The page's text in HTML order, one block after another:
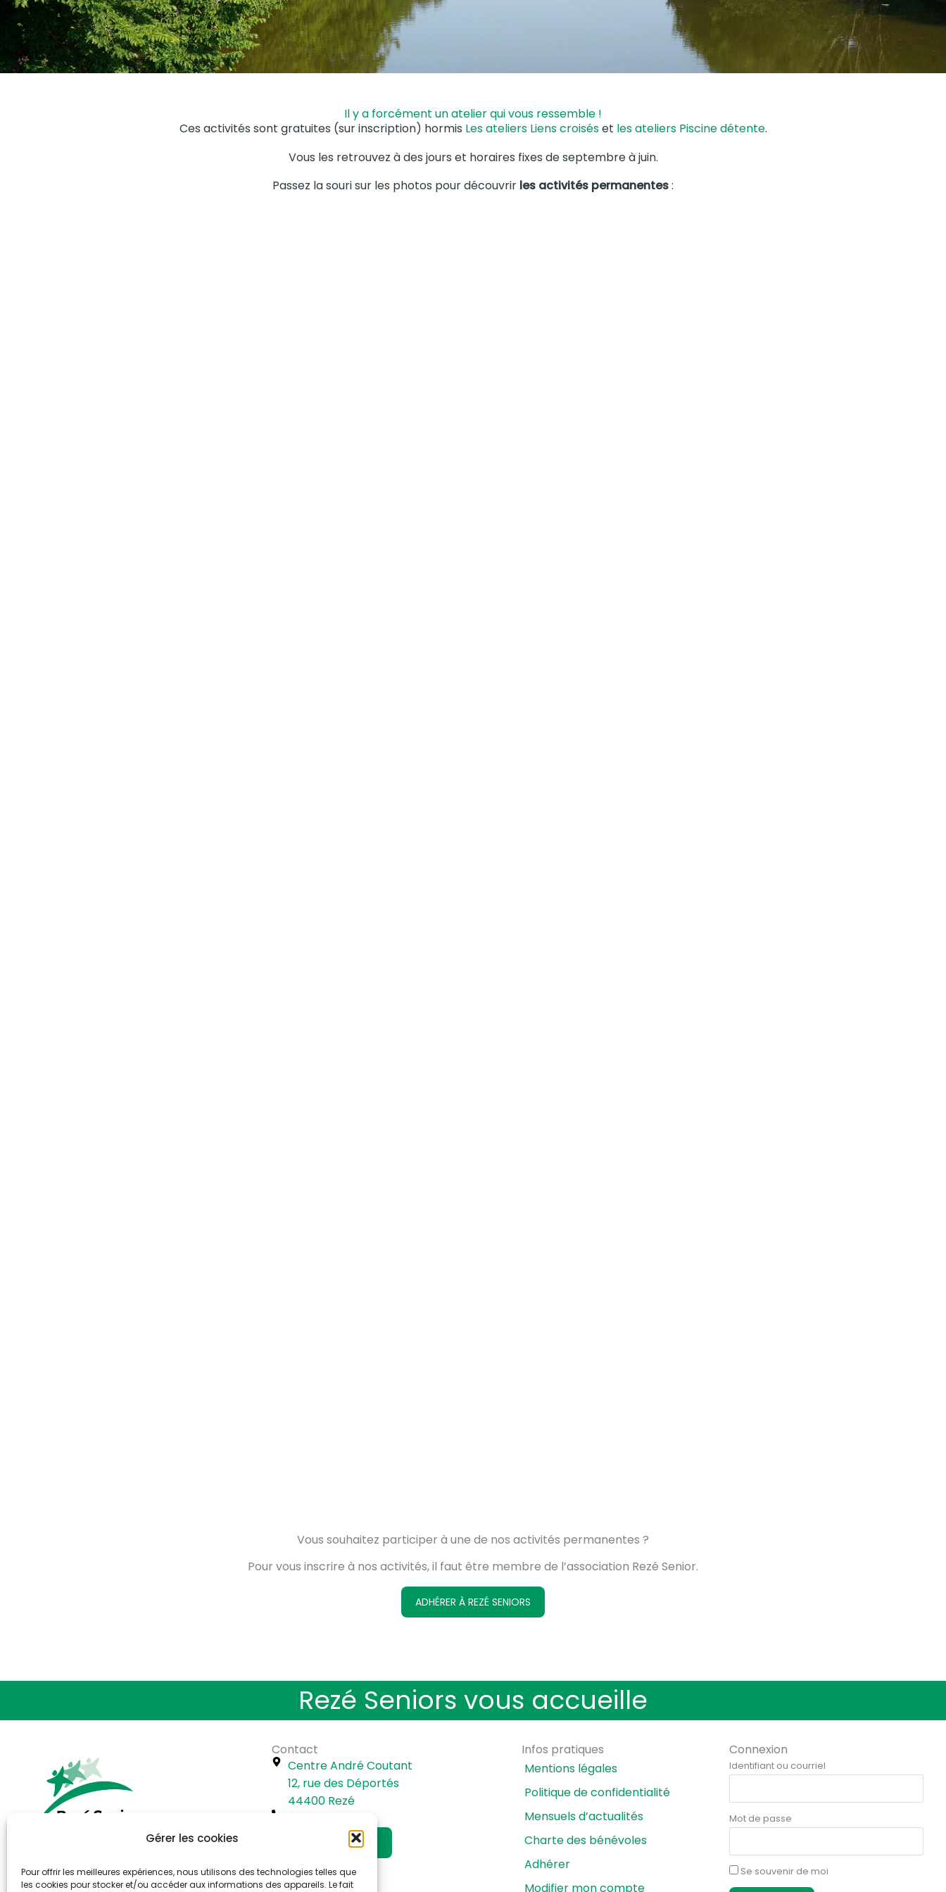
Gérer les cookies
Pour offrir les meilleures expériences, nous utilisons des technologies telles que
les cookies pour stocker et/ou accéder aux informations des appareils. Le fait
Il y a forcément un atelier qui vous ressemble !
Ces activités sont gratuites (sur inscription) hormis Les ateliers Liens croiséset les ateliers Piscine détente.
Vous les retrouvez à des jours et horaires fixes de septembre à juin.
Passez la souri sur les photos pour découvrir les activités permanentes:
Vous souhaitez participer à une de nos activités permanentes ?
Pour vous inscrire à nos activités, il faut être membre de l’association Rezé Senior.
ADHÉRER À REZÉ SENIORS
Rezé Seniors vous accueille
Lundi APRÈS-MIDI de 14h à 16h30
Contact
Centre André Coutant
12, rue des Déportés
44400 Rezé
CONTACTEZ-NOUS
F
a
Infos pratiques
Mentions légales
Politique de confidentialité
Mensuels d’actualités
Charte des bénévoles
Adhérer
Modifier mon compte
Connexion
Identifiant ou courriel
Mot de passe
Se souvenir de moi